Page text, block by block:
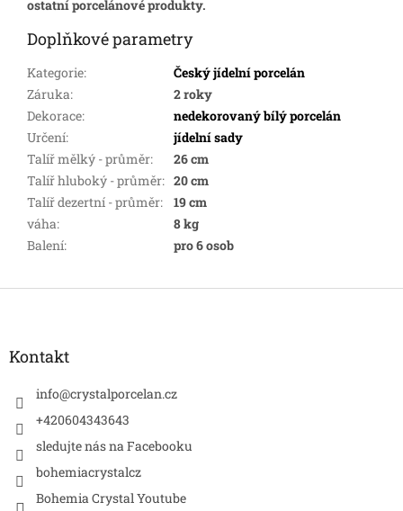
ostatní porcelánové produkty.
Doplňkové parametry
Kategorie:
Český jídelní porcelán
Záruka:
2 roky
Dekorace:
nedekorovaný bílý porcelán
Určení:
jídelní sady
Talíř mělký - průměr:
26 cm
Talíř hluboký - průměr: 20 cm
Talíř dezertní - průměr:
19 cm
váha:
8 kg
Balení: pro 6 osob
Z
Kontakt
info@crystalporcelan.cz
+420604343643
sledujte nás na Facebooku
bohemiacrystalcz
Bohemia Crystal Youtube